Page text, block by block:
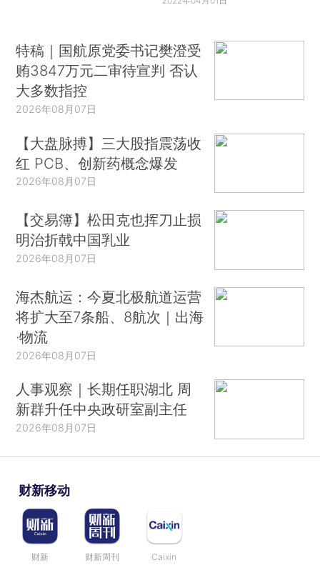
特稿｜国航原党委书记樊澄受
贿3847万元二审待宣判 否认
大多数指控
2026年08月07日
【大盘脉搏】三大股指震荡收
红 PCB、创新药概念爆发
2026年08月07日
【交易簿】松田克也挥刀止损
明治折戟中国乳业
2026年08月07日
海杰航运：今夏北极航道运营
将扩大至7条船、8航次｜出海
·物流
2026年08月07日
人事观察｜长期任职湖北 周
新群升任中央政研室副主任
2026年08月07日
财新移动
财新 财新周刊 Caixin